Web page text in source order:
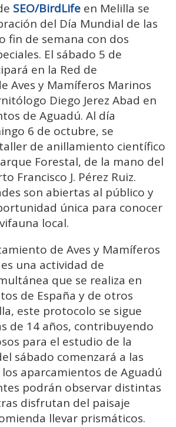
SEO/BirdLife en Melilla se
del Día Mundial de las
fin de semana con dos
El sábado 5 de
en la Red de
Aves y Mamíferos Marinos
Diego Jerez Abad en
de Aguadú. Al día
6 de octubre, se
de anillamiento científico
Forestal, de la mano del
Francisco J. Pérez Ruiz.
son abiertas al público y
única para conocer
local.
de Aves y Mamíferos
una actividad de
que se realiza en
de España y de otros
este protocolo se sigue
de 14 años, contribuyendo
para el estudio de la
sábado comenzará a las
aparcamientos de Aguadú
podrán observar distintas
disfrutan del paisaje
llevar prismáticos.